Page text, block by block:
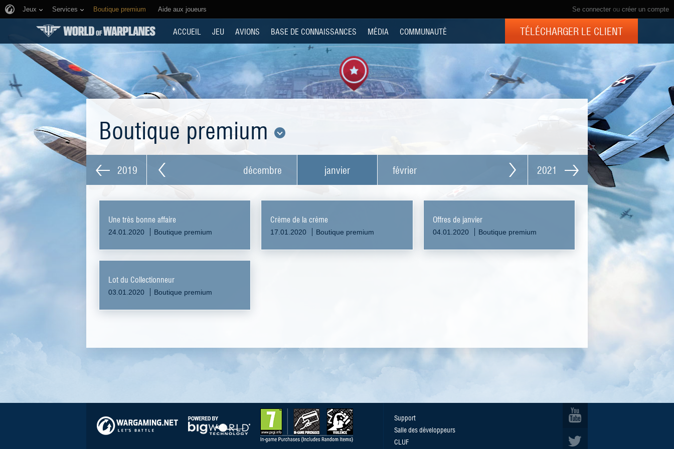
Se connecter ou créer un compte
Jeux Services Boutique premium Aide aux joueurs
ACCUEIL JEU AVIONS BASE DE CONNAISSANCES MÉDIA COMMUNAUTÉ TÉLÉCHARGER LE CLIENT
Boutique premium
2019 décembre janvier février 2021
Une très bonne affaire
24.01.2020 Boutique premium
Crème de la crème
17.01.2020 Boutique premium
Offres de janvier
04.01.2020 Boutique premium
Lot du Collectionneur
03.01.2020 Boutique premium
Support
Salle des développeurs
CLUF